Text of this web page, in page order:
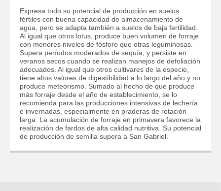
Expresa todo su potencial de producción en suelos
fértiles con buena capacidad de almacenamiento de
agua, pero se adapta también a suelos de baja fertilidad.
Al igual que otros lotus, produce buen volumen de forraje
con menores niveles de fósforo que otras leguminosas.
Supera períodos moderados de sequía, y persiste en
veranos secos cuando se realizan manejos de defoliación
adecuados. Al igual que otros cultivares de la especie,
tiene altos valores de digestibilidad a lo largo del año y no
produce meteorismo. Sumado al hecho de que produce
más forraje desde el año de establecimiento, se lo
recomienda para las producciones intensivas de lechería
e invernadas, especialmente en praderas de rotación
larga. La acumulación de forraje en primavera favorece la
realización de fardos de alta calidad nutritiva. Su potencial
de producción de semilla supera a San Gabriel.